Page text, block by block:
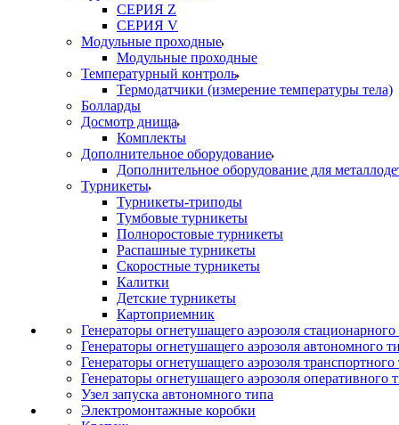
СЕРИЯ Z
СЕРИЯ V
Модульные проходные
Модульные проходные
Температурный контроль
Термодатчики (измерение температуры тела)
Болларды
Досмотр днища
Комплекты
Дополнительное оборудование
Дополнительное оборудование для
Турникеты
Турникеты-триподы
Тумбовые турникеты
Полноростовые турникеты
Распашные турникеты
Скоростные турникеты
Калитки
Детские турникеты
Картоприемник
Генераторы огнетушащего аэрозоля стационарного
Генераторы огнетушащего аэрозоля автономного
Генераторы огнетушащего аэрозоля транспортного
Генераторы огнетушащего аэрозоля оперативного
Узел запуска автономного типа
Электромонтажные коробки